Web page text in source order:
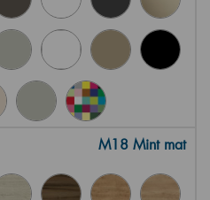
M18 Mint mat